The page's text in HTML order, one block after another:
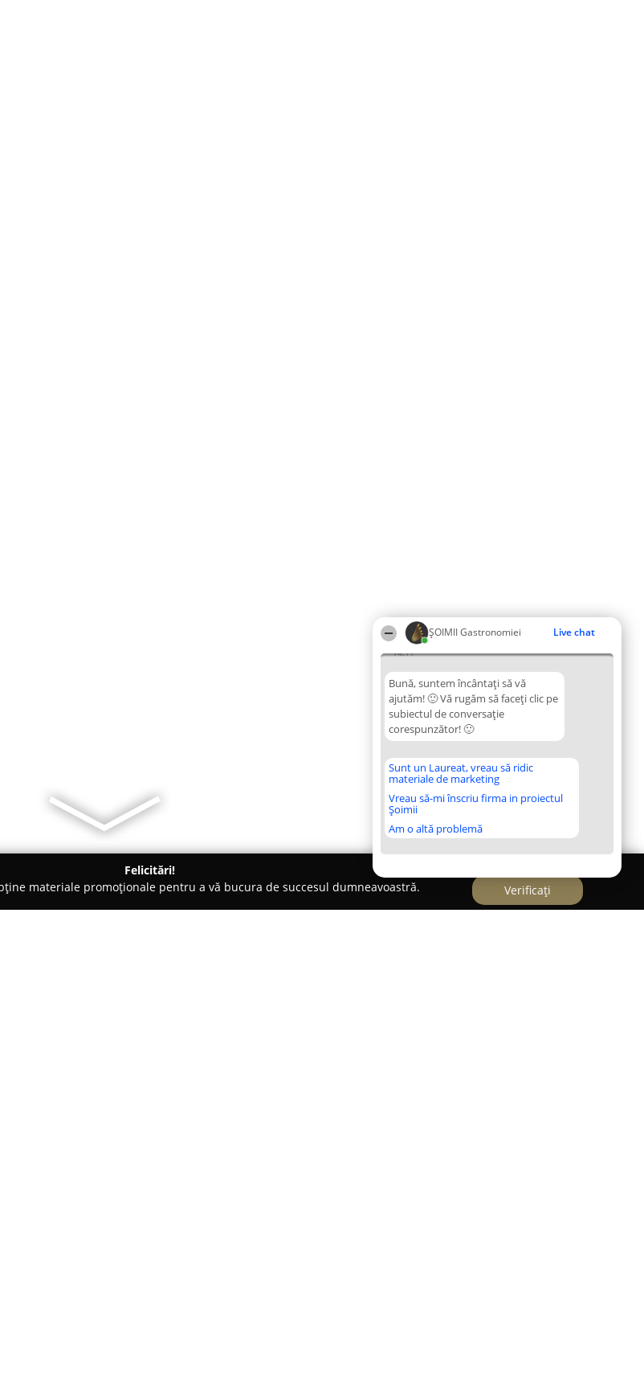
ȘOIMII Gastronomiei Live chat
14:11
Bună, suntem încântați să vă
ajutăm! 🙂 Vă rugăm să faceți clic pe
subiectul de conversație
corespunzător! 🙂
Sunt un Laureat, vreau să ridic
materiale de marketing
Vreau să-mi înscriu firma in proiectul
Șoimii
Am o altă problemă
Felicitări!
materiale promoționale pentru a vă bucura de succesul dumneavoastră.
Verificați